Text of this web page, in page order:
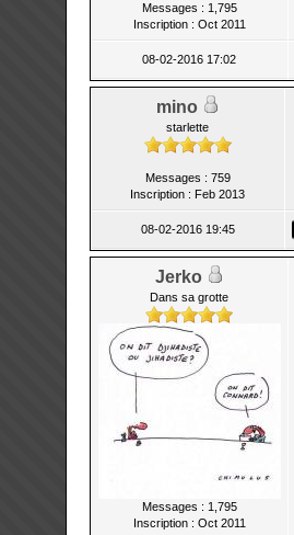
Messages : 1,795
Inscription : Oct 2011
08-02-2016 17:02
mino
starlette
Messages : 759
Inscription : Feb 2013
08-02-2016 19:45
Jerko
Dans sa grotte
Messages : 1,795
Inscription : Oct 2011